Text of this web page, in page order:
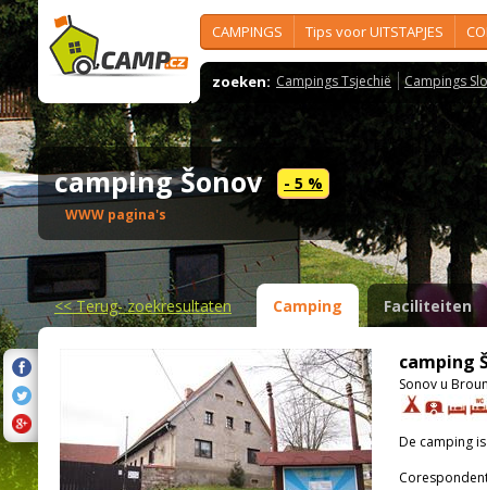
CAMPINGS Tips voor UITSTAPJES
zoeken: Campings Tsjechië Campings
camping Šonov - 5 %
WWW pagina's
<<Terug- zoekresultaten Camping Faciliteiten
camping
Sonov u
De camping